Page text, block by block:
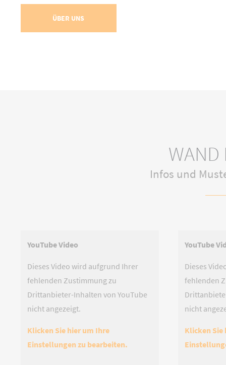
ÜBER UNS
WAND
Infos und
YouTube Video
Dieses Video wird aufgrund Ihrer
fehlenden Zustimmung zu
Drittanbieter-Inhalten von YouTube
nicht angezeigt.
Klicken Sie hier um Ihre
Einstellungen zu bearbeiten.
YouTube
Dieses
fehlenden
nicht
Klicken Sie